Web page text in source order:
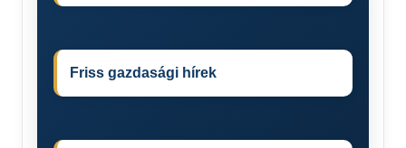
Friss gazdasági hírek